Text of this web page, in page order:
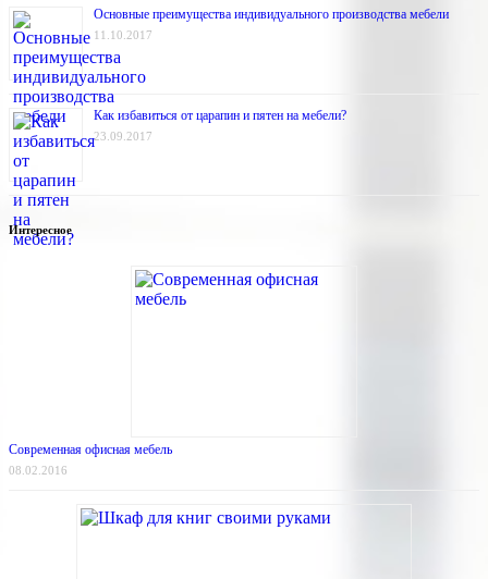
Основные преимущества индивидуального производства мебели
11.10.2017
Как избавиться от царапин и пятен на мебели?
23.09.2017
Интересное
Современная офисная мебель
08.02.2016